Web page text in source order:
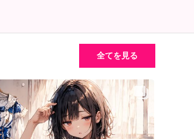
全てを見る